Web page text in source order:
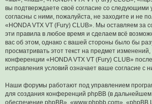
вы подтверждаете своё согласие со следующими
согласны с ними, пожалуйста, не заходите и не
«HONDA VTX VT (Fury) CLUB». Мы оставляем за
эти правила в любое время и сделаем всё
вас об этом, однако с вашей стороны было бы
просматривать этот текст на предмет изменений,
конференции «HONDA VTX VT (Fury) CLUB»
исправления условий означает ваше согласие с
Наши форумы работают под управлением
для создания конференций phpBB (в
обеспечение phpBB», «www.phpbb.com», «phpBB